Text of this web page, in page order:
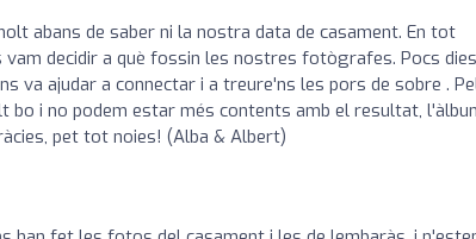
abans de saber ni la nostra data de casament. En tot
decidir a què fossin les nostres fotògrafes. Pocs dies
va ajudar a connectar i a treure'ns les pors de sobre .
i no podem estar més contents amb el resultat,
pet tot noies! (Alba & Albert)